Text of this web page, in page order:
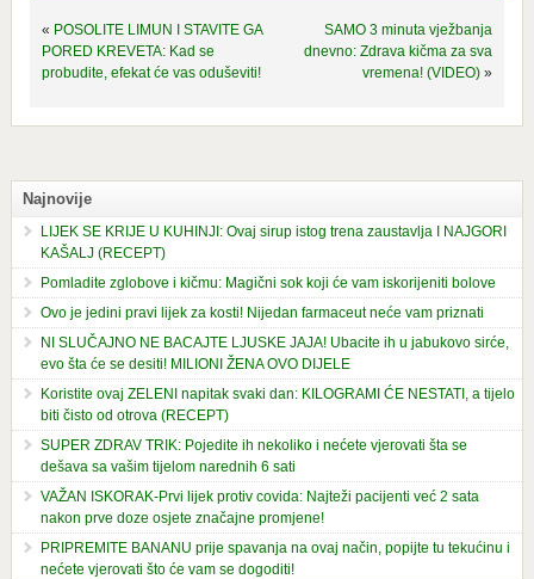
« POSOLITE LIMUN I STAVITE GA
PORED KREVETA: Kad se
probudite, efekat će vas oduševiti!
SAMO 3 minuta vježbanja
dnevno: Zdrava kičma za sva
vremena! (VIDEO) »
Najnovije
LIJEK SE KRIJE U KUHINJI: Ovaj sirup istog trena zaustavlja I NAJGORI
KAŠALJ (RECEPT)
Pomladite zglobove i kičmu: Magični sok koji će vam iskorijeniti bolove
Ovo je jedini pravi lijek za kosti! Nijedan farmaceut neće vam priznati
NI SLUČAJNO NE BACAJTE LJUSKE JAJA! Ubacite ih u jabukovo sirće,
evo šta će se desiti! MILIONI ŽENA OVO DIJELE
Koristite ovaj ZELENI napitak svaki dan: KILOGRAMI ĆE NESTATI, a tijelo
biti čisto od otrova (RECEPT)
SUPER ZDRAV TRIK: Pojedite ih nekoliko i nećete vjerovati šta se
dešava sa vašim tijelom narednih 6 sati
VAŽAN ISKORAK-Prvi lijek protiv covida: Najteži pacijenti već 2 sata
nakon prve doze osjete značajne promjene!
PRIPREMITE BANANU prije spavanja na ovaj način, popijte tu tekućinu i
nećete vjerovati što će vam se dogoditi!